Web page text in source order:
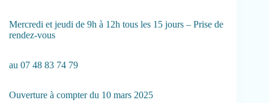
Mercredi et jeudi de 9h à 12h tous les 15 jours – Prise de
rendez-vous
au 07 48 83 74 79
Ouverture à compter du 10 mars 2025